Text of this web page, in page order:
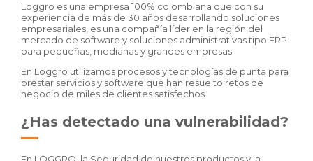
Loggro es una empresa 100% colombiana que con su
experiencia de más de 30 años desarrollando soluciones
empresariales, es una compañía líder en la región del
mercado de software y soluciones administrativas tipo ERP
para pequeñas, medianas y grandes empresas.
En Loggro utilizamos procesos y tecnologías de punta para
prestar servicios y software que han resuelto retos de
negocio de miles de clientes satisfechos.
¿Has detectado una vulnerabilidad?